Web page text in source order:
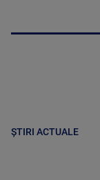
ȘTIRI ACTUALE